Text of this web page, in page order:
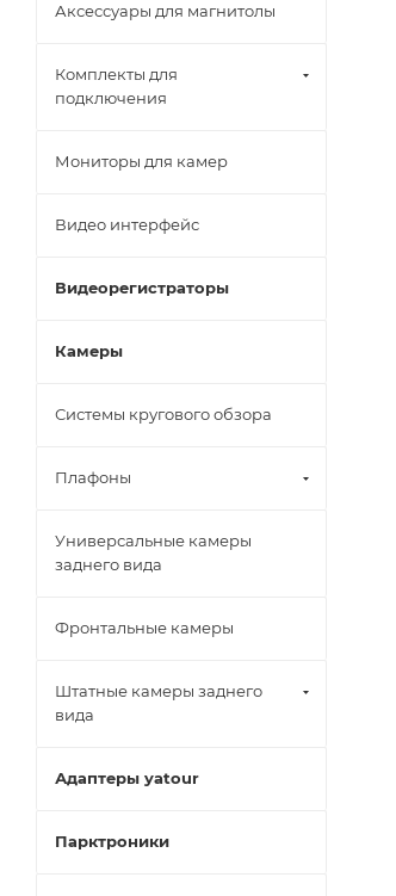
Аксессуары для магнитолы
Комплекты для
подключения
Мониторы для камер
Видео интерфейс
Видеорегистраторы
Камеры
Системы кругового обзора
Плафоны
Универсальные камеры
заднего вида
Фронтальные камеры
Штатные камеры заднего
вида
Адаптеры yatour
Парктроники